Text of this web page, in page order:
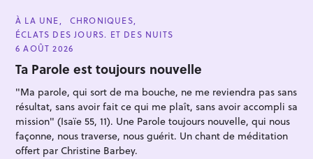
C
A
T
E
O
R
E
À LA UNE
CHRONIQUES
ÉCLATS DES JOURS. ET DES NUITS
6 AOÛT 2026
Ta Parole est toujours nouvelle
"Ma parole, qui sort de ma bouche, ne me reviendra pas sans
résultat, sans avoir fait ce qui me plaît, sans avoir accompli sa
mission" (Isaïe 55, 11). Une Parole toujours nouvelle, qui nous
façonne, nous traverse, nous guérit. Un chant de méditation
offert par Christine Barbey.